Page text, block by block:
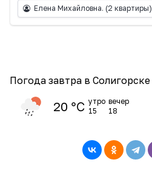
Елена Михайловна. (2 квартиры)
Погода завтра в Солигорске
20 ℃ утро
15
вечер
18